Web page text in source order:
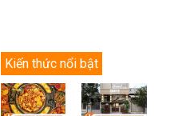
Kiến thức nổi bật